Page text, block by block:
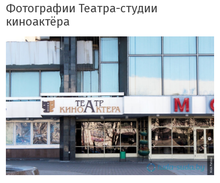
Фотографии Театра-студии
киноактёра